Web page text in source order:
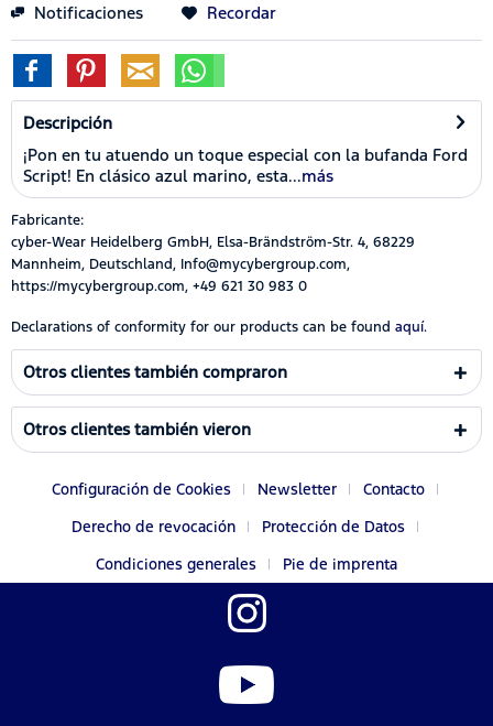
Notificaciones Recordar
Descripción
¡Pon en tu atuendo un toque especial con la bufanda Ford
Script! En clásico azul marino, esta...más
Fabricante:
cyber-Wear Heidelberg GmbH, Elsa-Brändström-Str. 4, 68229
Mannheim, Deutschland, Info@mycybergroup.com,
https://mycybergroup.com, +49 621 30 983 0
Declarations of conformity for our products can be found aquí.
Otros clientes también compraron
Otros clientes también vieron
Configuración de Cookies Newsletter
Contacto
Derecho de revocación
Protección de Datos
Condiciones generales
Pie de imprenta